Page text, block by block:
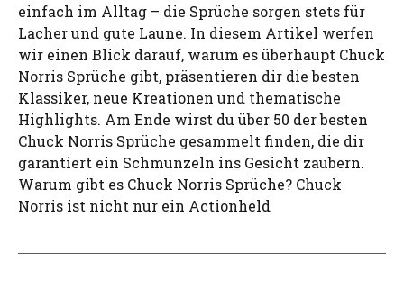
einfach im Alltag – die Sprüche sorgen stets für
Lacher und gute Laune. In diesem Artikel werfen
wir einen Blick darauf, warum es überhaupt Chuck
Norris Sprüche gibt, präsentieren dir die besten
Klassiker, neue Kreationen und thematische
Highlights. Am Ende wirst du über 50 der besten
Chuck Norris Sprüche gesammelt finden, die dir
garantiert ein Schmunzeln ins Gesicht zaubern.
Warum gibt es Chuck Norris Sprüche? Chuck
Norris ist nicht nur ein Actionheld